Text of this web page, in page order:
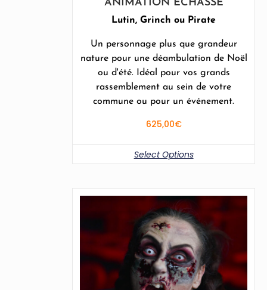
ANIMATION ÉCHASSE
Lutin, Grinch ou Pirate
Un personnage plus que grandeur
nature pour une déambulation de Noël
ou d'été. Idéal pour vos grands
rassemblement au sein de votre
commune ou pour un événement.
625,00€
Select Options